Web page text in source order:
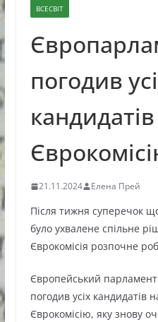
ВСЕСВІТ
погодив
21.11.2024 Елена Прей
Після тижня суперечок
було ухвалене спільне
Єврокомісія розпочне
Європейський
погодив усіх кандидатів
Єврокомісію, яку знову